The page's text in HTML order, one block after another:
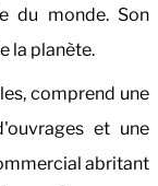
du monde. Son
la planète.
comprend une
et une
abritant